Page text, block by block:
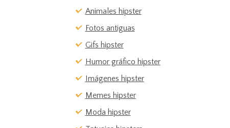
Animales hipster
Fotos antiguas
Gifs hipster
Humor gráfico hipster
Imágenes hipster
Memes hipster
Moda hipster